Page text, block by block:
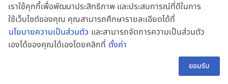
เราใช้คุกกี้เพื่อพัฒนาประสิทธิภาพ และประสบการณ์ที่ดีในการ
ใช้เว็บไซต์ของคุณ คุณสามารถศึกษารายละเอียดได้ที่
นโยบายความเป็นส่วนตัว และสามารถจัดการความเป็นส่วนตัว
เองได้ของคุณได้เองโดยคลิกที่ ตั้งค่า
ยอมรับ